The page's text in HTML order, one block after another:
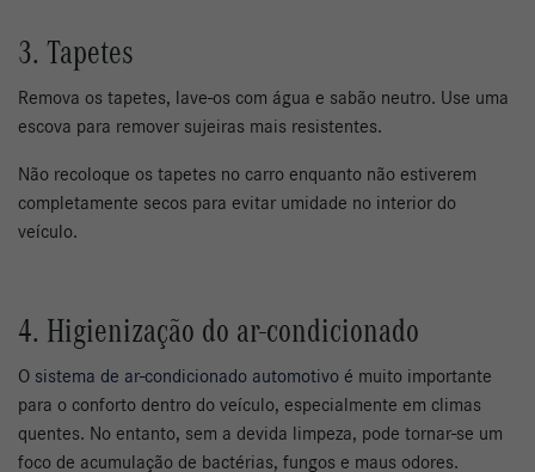
3. Tapetes
Remova os tapetes, lave-os com água e sabão neutro. Use uma
escova para remover sujeiras mais resistentes.
Não recoloque os tapetes no carro enquanto não estiverem
completamente secos para evitar umidade no interior do
veículo.
4. Higienização do ar-condicionado
O sistema de ar-condicionado automotivo é muito importante
para o conforto dentro do veículo, especialmente em climas
quentes. No entanto, sem a devida limpeza, pode tornar-se um
foco de acumulação de bactérias, fungos e maus odores.